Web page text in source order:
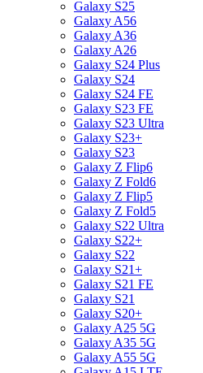
Galaxy S25
Galaxy A56
Galaxy A36
Galaxy A26
Galaxy S24 Plus
Galaxy S24
Galaxy S24 FE
Galaxy S23 FE
Galaxy S23 Ultra
Galaxy S23+
Galaxy S23
Galaxy Z Flip6
Galaxy Z Fold6
Galaxy Z Flip5
Galaxy Z Fold5
Galaxy S22 Ultra
Galaxy S22+
Galaxy S22
Galaxy S21+
Galaxy S21 FE
Galaxy S21
Galaxy S20+
Galaxy A25 5G
Galaxy A35 5G
Galaxy A55 5G